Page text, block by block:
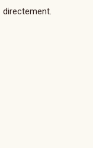
directement.